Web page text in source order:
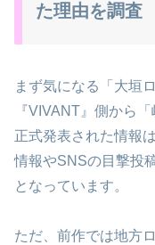
た理由を調査
まず気になる「大垣
『VIVANT』側から
正式発表された情報
情報やSNSの目撃投
となっています。
ただ、前作では地方